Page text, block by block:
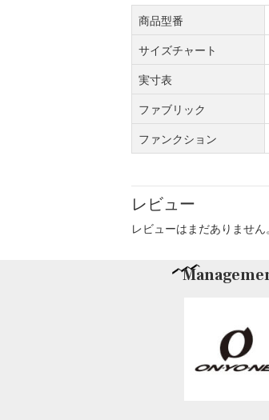
商品型番
サイズチャート
実寸表
ファブリック
ファンクション
レビュー
レビューはまだありません。